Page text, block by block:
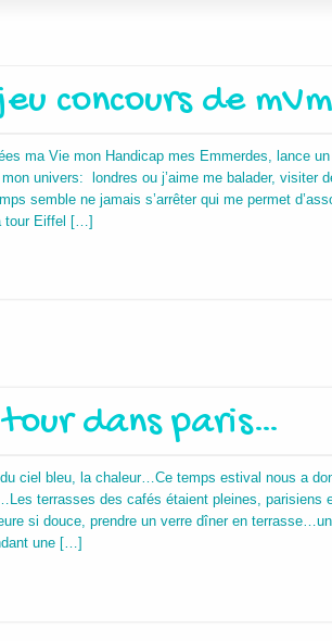
concours de
ma Vie mon Handicap mes Emmerdes, lance
univers: londres ou j’aime me balader, visiter
semble ne jamais s’arrêter qui me permet
tour Eiffel […]
dans paris…
ciel bleu, la chaleur…Ce temps estival nous a
terrasses des cafés étaient pleines, parisiens
si douce, prendre un verre dîner en
une […]